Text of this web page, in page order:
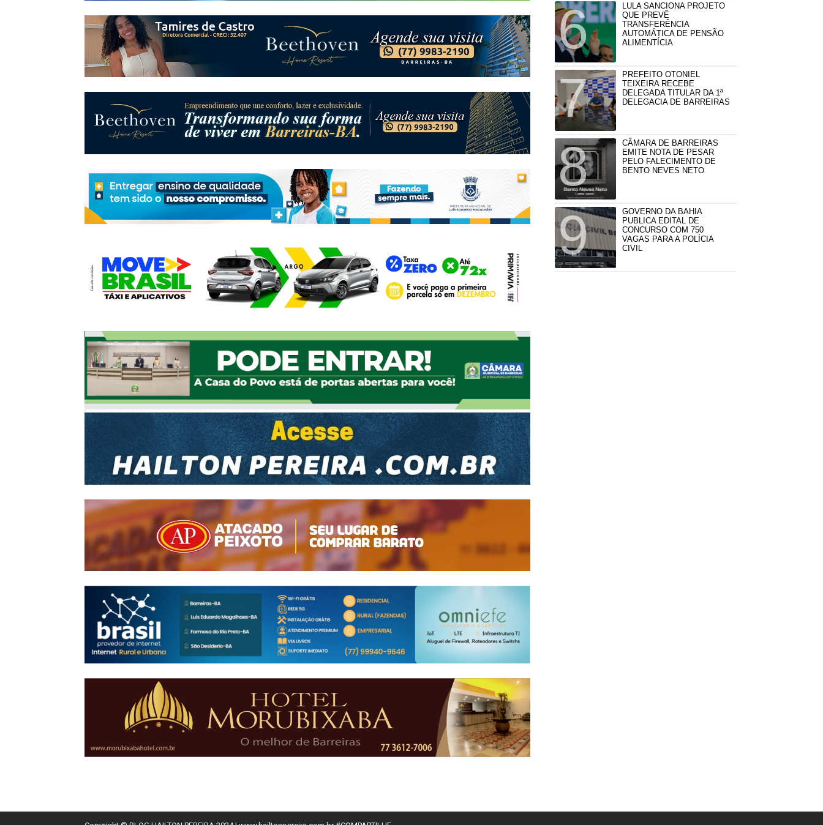
LULA SANCIONA PROJETO
QUE PREVÊ
TRANSFERÊNCIA
AUTOMÁTICA DE PENSÃO
ALIMENTÍCIA
PREFEITO OTONIEL
TEIXEIRA RECEBE
DELEGADA TITULAR DA 1ª
DELEGACIA DE BARREIRAS
CÂMARA DE BARREIRAS
EMITE NOTA DE PESAR
PELO FALECIMENTO DE
BENTO NEVES NETO
GOVERNO DA BAHIA
PUBLICA EDITAL DE
CONCURSO COM 750
VAGAS PARA A POLÍCIA
CIVIL